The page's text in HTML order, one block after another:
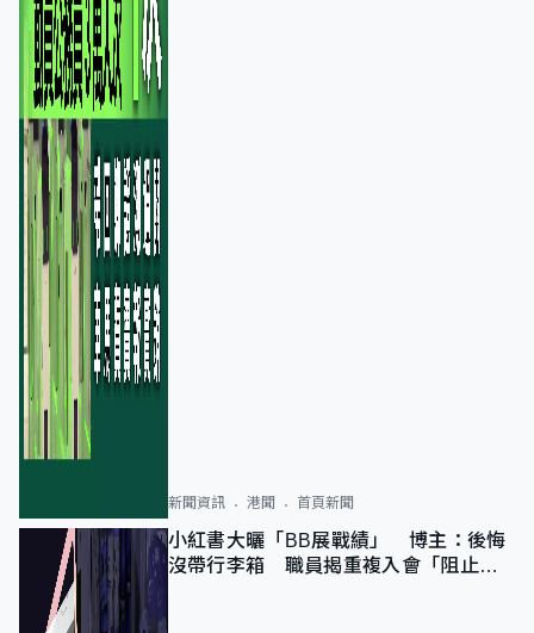
新聞資訊 港聞 首頁新聞
小紅書大曬「BB展戰績」 博主：後悔
沒帶行李箱 職員揭重複入會「阻止唔